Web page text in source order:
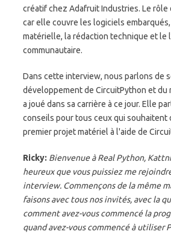
créatif chez Adafruit Industries. Le rôle
car elle couvre les logiciels
matérielle, la rédaction technique et le
communautaire.
Dans cette interview, nous parlons de
développement de CircuitPython et du
a joué dans sa carrière à ce jour. Elle
conseils pour tous ceux qui souhaitent
premier projet matériel à l'aide de
Ricky: Bienvenue à Real Python,
heureux que vous puissiez me
interview. Commençons de la même
faisons avec tous nos invités, avec la
comment avez-vous commencé la
quand avez-vous commencé à utiliser